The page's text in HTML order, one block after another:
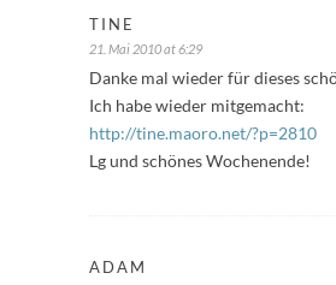
TINE
21. Mai 2010 at 6:29
Danke mal wieder für dieses
Ich habe wieder mitgemacht:
http://tine.maoro.net/?p=2810
Lg und schönes Wochenende!
ADAM